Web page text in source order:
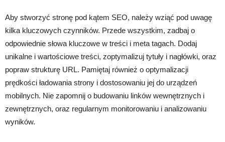
Aby stworzyć stronę pod kątem SEO, należy wziąć pod uwagę
kilka kluczowych czynników. Przede wszystkim, zadbaj o
odpowiednie słowa kluczowe w treści i meta tagach. Dodaj
unikalne i wartościowe treści, zoptymalizuj tytuły i nagłówki, oraz
popraw strukturę URL. Pamiętaj również o optymalizacji
prędkości ładowania strony i dostosowaniu jej do urządzeń
mobilnych. Nie zapomnij o budowaniu linków wewnętrznych i
zewnętrznych, oraz regularnym monitorowaniu i analizowaniu
wyników.